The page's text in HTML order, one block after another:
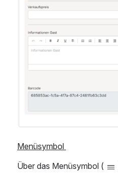
Menüsymbol
Über das Menüsymbol (